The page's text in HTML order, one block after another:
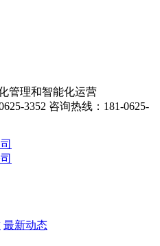
管理和智能化运营
咨询热线：181-0625-
最新动态